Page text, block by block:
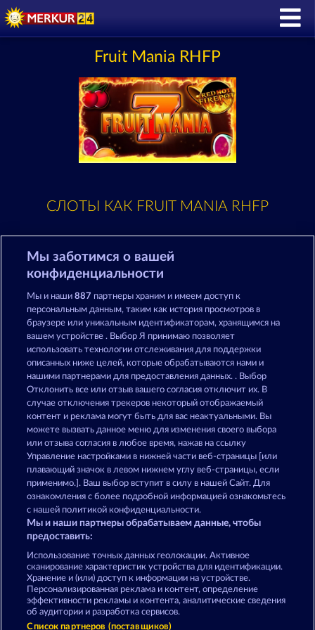
Fruit Mania RHFP
СЛОТЫ КАК FRUIT MANIA RHFP
7 Supernova Fruits New Limits Super Duper Cherry
5 Ember Wilds Mighty 40
Правила КОНФИДЕНЦИАЛЬНОСТЬ
О компании Компания
Отправить Запрос об Отказе
Мы заботимся о вашей
конфиденциальности
Мы и наши887 партнеры храним и имеем доступ к
персональным данным, таким как история просмотров в
браузере или уникальным идентификаторам, хранящимся на
вашем устройстве . Выбор Я принимаю позволяет
использовать технологии отслеживания для поддержки
описанных ниже целей, которые обрабатываются нами и
нашими партнерами для предоставления данных. . Выбор
Отклонить все или отзыв вашего согласия отключит их. В
случае отключения трекеров некоторый отображаемый
контент и реклама могут быть для вас неактуальными. Вы
можете вызвать данное меню для изменения своего выбора
или отзыва согласия в любое время, нажав на ссылку
Управление настройками в нижней части веб-страницы [или
плавающий значок в левом нижнем углу веб-страницы, если
применимо.]. Ваш выбор вступит в силу в нашей Сайт. Для
ознакомления с более подробной информацией ознакомьтесь
с нашей политикой конфиденциальности.
Мы и наши партнеры обрабатываем данные, чтобы
предоставить:
Использование точных данных геолокации. Активное
сканирование характеристик устройства для идентификации.
Хранение и (или) доступ к информации на устройстве.
Персонализированная реклама и контент, определение
эффективности рекламы и контента, аналитические сведения
об аудитории и разработка сервисов.
Список партнеров (поставщиков)